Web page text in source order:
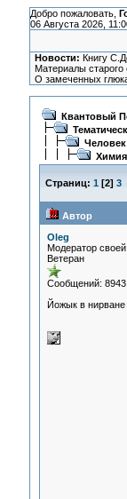
Добро пожаловать,
06 Августа 2026,
Новости: Книгу
Материалы
О замеченных
Квантовый
Страниц: 1 [2] 3
Автор
Oleg
Модератор
Ветеран
Сообщений: 8943
Йожык в нирване